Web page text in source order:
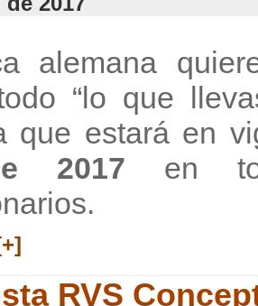
alemana
“lo que
que estará en
2017 en
RVS